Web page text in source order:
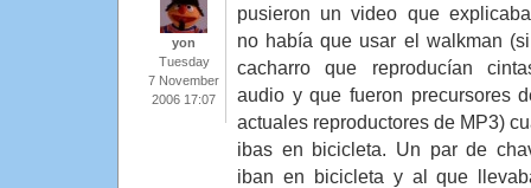
yon
Tuesday
7 November
2006 17:07
pusieron un video que
no había que usar el walkman
cacharro que reproducían
audio y que fueron precursores
actuales reproductores de MP3)
ibas en bicicleta. Un par de
iban en bicicleta y al que